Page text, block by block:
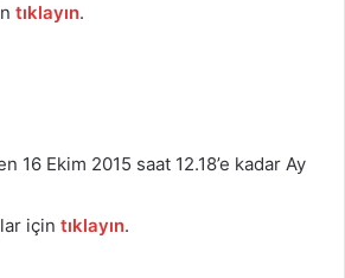
tıklayın.
16 Ekim 2015 saat 12.18’e kadar Ay
için tıklayın.